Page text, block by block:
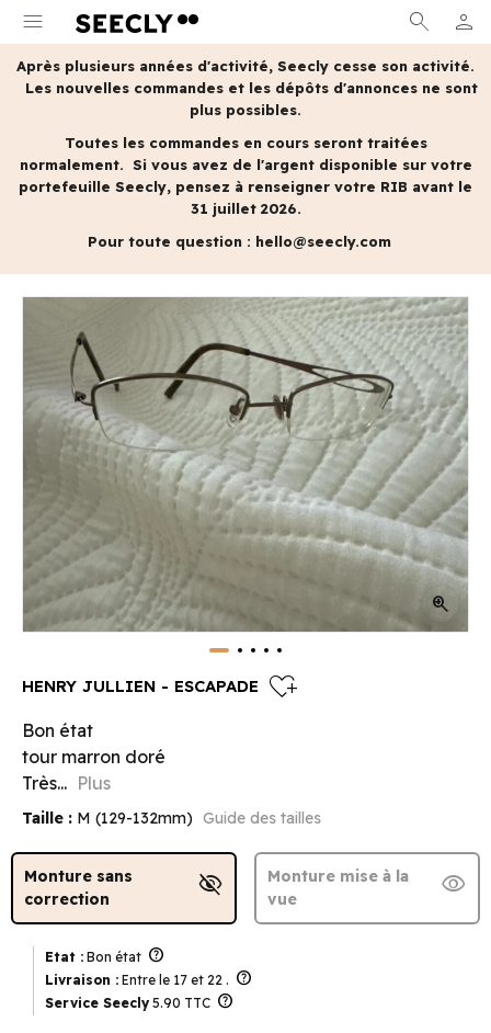
menu search person
MON
Après plusieurs années d'activité, Seecly cesse son activité.
Les nouvelles commandes et les dépôts d'annonces ne sont
plus possibles.
Toutes les commandes en cours seront traitées
normalement. Si vous avez de l'argent disponible sur votre
portefeuille Seecly, pensez à renseigner votre RIB avant le
31 juillet 2026.
Pour toute question : hello@seecly.com
zoom_in
HENRY JULLIEN - ESCAPADE heart_plus
Bon état
tour marron doré
Très... Plus
Taille : M (129-132mm) Guide des tailles
Monture sans
correction
visibility_off
Monture mise à la
vue
visibility
Etat : Bon état help
Livraison : Entre le 17 et 22 . help
Service Seecly 5.90 TTC help